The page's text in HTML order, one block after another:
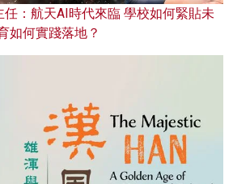
：航天AI時代來臨 學校如何緊貼未
如何實踐落地？